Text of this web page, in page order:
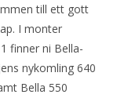
till ett gott
I monter
finner ni Bella-
nykomling 640
Bella 550